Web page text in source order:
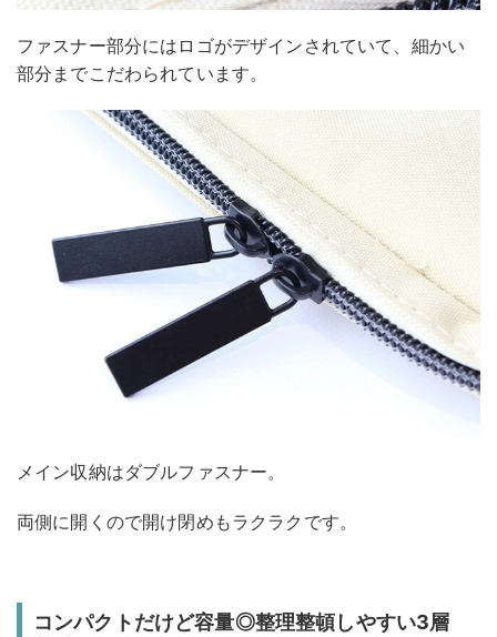
ファスナー部分にはロゴがデザインされていて、細かい
部分までこだわられています。
メイン収納はダブルファスナー。
両側に開くので開け閉めもラクラクです。
コンパクトだけど容量◎整理整頓しやすい3層